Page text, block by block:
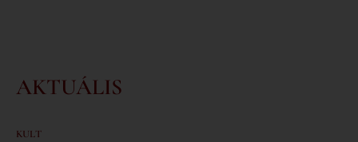
AKTUÁLIS
KULT